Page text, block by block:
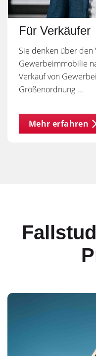
Für Verkäufer
Sie denken über den
Gewerbeimmobilie
Verkauf von
Größenordnung ...
Mehr erfahren